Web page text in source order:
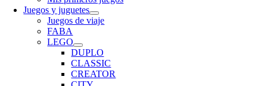
Juegos y juguetes
Juegos de viaje
FABA
LEGO
DUPLO
CLASSIC
CREATOR